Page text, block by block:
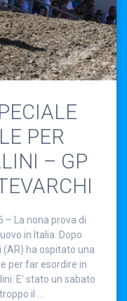
PER
– GP
– La nona prova di
in Italia. Dopo
(AR) ha ospitato una
per far esordire in
E’ stato un sabato
il …